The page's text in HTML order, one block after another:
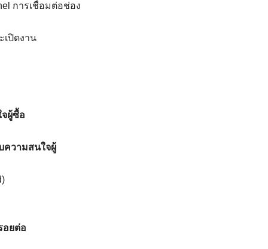
การเชื่อมต่อช่อง
ปิดงาน
ผู้ซื้อ
ความสนใจผู้
อยต่อ